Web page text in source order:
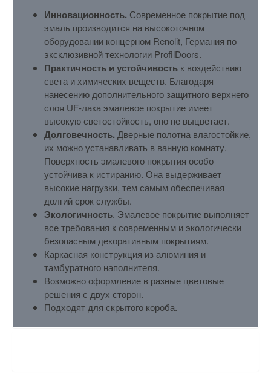
Инновационность. Современное покрытие под
эмаль производится на высокоточном
оборудовании концерном Renolit, Германия по
эксклюзивной технологии ProfilDoors.
Практичность и устойчивость к воздействию
света и химических веществ. Благодаря
нанесению дополнительного защитного верхнего
слоя UF-лака эмалевое покрытие имеет
высокую светостойкость, оно не выцветает.
Долговечность. Дверные полотна влагостойкие,
их можно устанавливать в ванную комнату.
Поверхность эмалевого покрытия особо
устойчива к истиранию. Она выдерживает
высокие нагрузки, тем самым обеспечивая
долгий срок службы.
Экологичность. Эмалевое покрытие выполняет
все требования к современным и экологически
безопасным декоративным покрытиям.
Каркасная конструкция из алюминия и
тамбуратного наполнителя.
Возможно оформление в разные цветовые
решения с двух сторон.
Подходят для скрытого короба.